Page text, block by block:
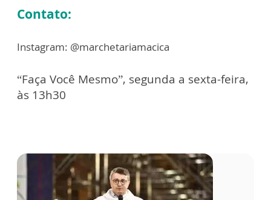
Contato:
Instagram: @marchetariamacica
“Faça Você Mesmo”, segunda a sexta-feira,
às 13h30